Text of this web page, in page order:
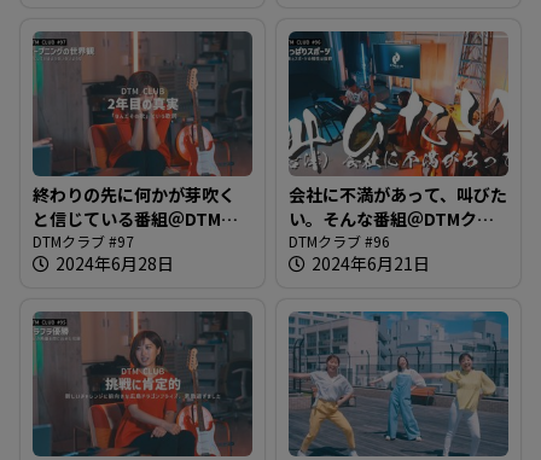
終わりの先に何かが芽吹く
と信じている番組＠DTMク
ラブ#97
DTMクラブ #97
2024年6月28日
会社に不満があって、叫びた
い。そんな番組＠DTMクラ
ブ#96
DTMクラブ #96
2024年6月21日